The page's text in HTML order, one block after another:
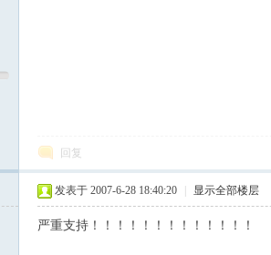
回复
发表于 2007-6-28 18:40:20 显示全部楼层
严重支持！！！！！！！！！！！！！